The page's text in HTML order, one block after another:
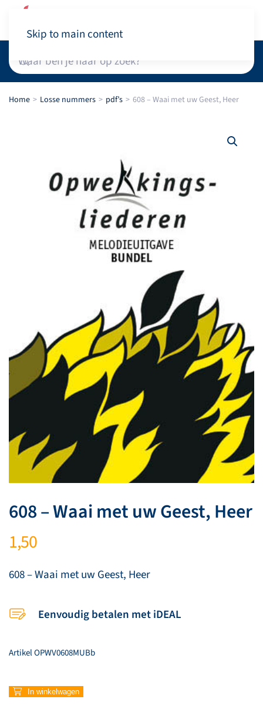
Skip to main content
Home Losse nummers pdf’s 608 – Waai met uw Geest, Heer
608 – Waai met uw Geest, Heer
1,50
608 – Waai met uw Geest, Heer
Eenvoudig betalen met iDEAL
ArtikelOPWV0608MUBb
608
In winkelwagen